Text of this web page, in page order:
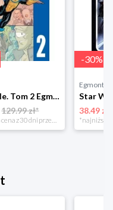
Invincible. Tom 2 Egmont
129.99 zł*
-30%
Egmont
38.49 zł